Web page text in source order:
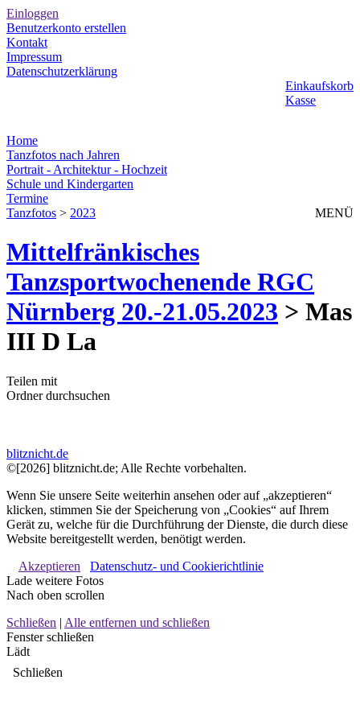
Einloggen
Benutzerkonto erstellen
Kontakt
Impressum
Datenschutzerklärung
Einkaufskorb
Kasse
Home
Tanzfotos nach Jahren
Portrait - Architektur - Hochzeit
Schule und Kindergarten
Termine
MENÜ
Tanzfotos > 2023
Mittelfränkisches
Tanzsportwochenende RGC
Nürnberg 20.-21.05.2023 > Mas
III D La
Teilen mit
Ordner durchsuchen
blitznicht.de
©[2026] blitznicht.de; Alle Rechte vorbehalten.
Wenn Sie unsere Seite weiterhin ansehen oder auf „akzeptieren“
klicken, stimmen Sie der Speicherung von „Cookies“ auf Ihrem
Gerät zu, welche für die Durchführung der Dienste, die durch diese
Website bereitgestellt werden, benötigt werden.
Akzeptieren
Datenschutz- und Cookierichtlinie
Lade weitere Fotos
Nach oben scrollen
Schließen | Alle entfernen und schließen
Fenster schließen
Lädt
Schließen